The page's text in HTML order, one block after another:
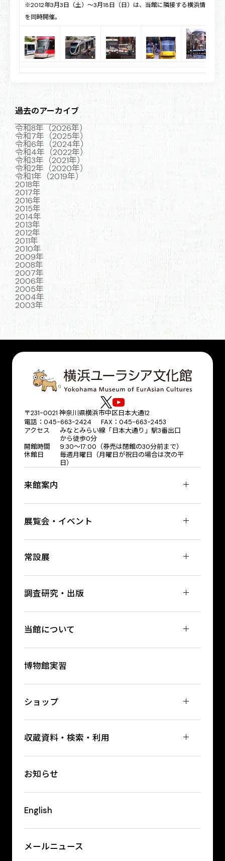
※2012年3月3日（土）〜3月18日（日）は、当館に隣接する横浜情報文
を同時開催。
過去のアーカイブ
令和8年（2026年）
令和7年（2025年）
令和6年（2024年）
令和4年（2022年）
令和3年（2021年）
令和2年（2020年）
令和1年（2019年）
2018年
2017年
2016年
2015年
2014年
2013年
2012年
2011年
2010年
2009年
2008年
2007年
2006年
2005年
2004年
2003年
〒231-0021 神奈川県横浜市中区日本大通12
電話：045-663-2424 FAX：045-663-2453
アクセス
みなとみらい線「日本大通り」駅3番出口
から徒歩0分
開館時間
9:30～17:00（券売は閉館の30分前まで）
休館日
毎週月曜日（月曜日が祝日の場合は次の平
日）
来館案内
展覧会・イベント
常設展
調査研究・出版
当館について
博物館実習
ショップ
収蔵資料・検索・利用
お知らせ
English
メールニュース